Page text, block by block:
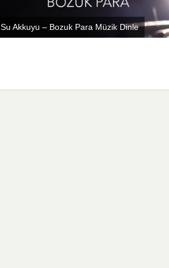
Su Akkuyu – Bozuk Para Müzik Dinle